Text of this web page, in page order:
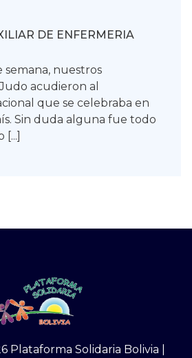
DE ENFERMERIA
semana, nuestros
acudieron al
que se celebraba en
Sin duda alguna fue todo
Plataforma Solidaria Bolivia |